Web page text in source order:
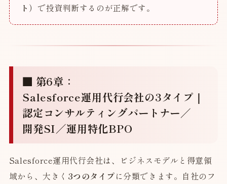
ト） で投資判断するのが正解です。
■ 第6章：
Salesforce運用代行会社の3タイプ｜
認定コンサルティングパートナー／
開発SI／運用特化BPO
Salesforce運用代行会社は、ビジネスモデルと得意領
域から、大きく 3つのタイプに分類できます。自社のフ